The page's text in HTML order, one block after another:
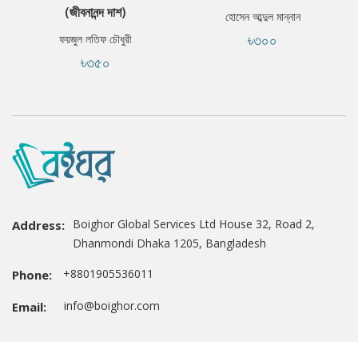
(জীবনানন্দ দাশ)
ফয়জুল লতিফ চৌধুরী
৳৩৫০
হোসেন আব্দুল মান্নান
৳৩০০
Address: Boighor Global Services Ltd House 32, Road 2,
Dhanmondi Dhaka 1205, Bangladesh
Phone: +8801905536011
Email: info@boighor.com